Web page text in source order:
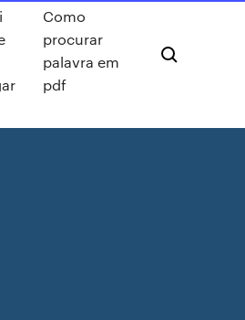
Como
procurar
palavra em
pdf